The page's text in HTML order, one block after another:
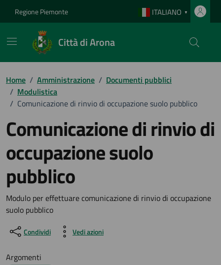
Regione Piemonte ITALIANO ▼
Città di Arona
Home / Amministrazione / Documenti pubblici
/ Modulistica
/ Comunicazione di rinvio di occupazione suolo pubblico
Comunicazione di rinvio di
occupazione suolo
pubblico
Dettagli del documento
Modulo per effettuare comunicazione di rinvio di occupazione
suolo pubblico
Condividi Vedi azioni
Argomenti